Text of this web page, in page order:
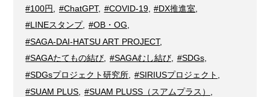
#100円 #ChatGPT, #COVID-19, #DX推進室
#LINEスタンプ, #OB・OG
#SAGA-DAI-HATSU ART PROJECT,
#SAGAたてもの結び, #SAGAむし結び, #SDGs,
#SDGsプロジェクト研究所
#SIRIUSプロジェクト
#SUAM PLUS
#SUAM PLUSS（スアムプラス）